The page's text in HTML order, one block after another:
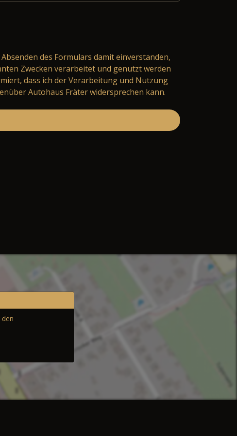
des Formulars damit einverstanden,
Zwecken verarbeitet und genutzt werden
dass ich der Verarbeitung und Nutzung
Autohaus Fräter widersprechen kann.